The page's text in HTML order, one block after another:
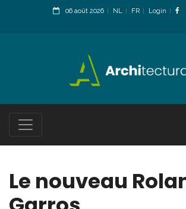
06 août 2026 NL FR
Login
Le nouveau